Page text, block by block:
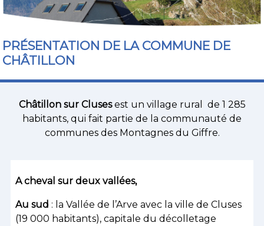
PRÉSENTATION DE LA COMMUNE DE
CHÂTILLON
Châtillon sur Clusesest un village rural de 1 285
habitants, qui fait partie de la communauté de
communes des Montagnes du Giffre.
A cheval sur deux vallées,
Au sud : la Vallée de l’Arve avec la ville de Cluses
(19 000 habitants), capitale du décolletage